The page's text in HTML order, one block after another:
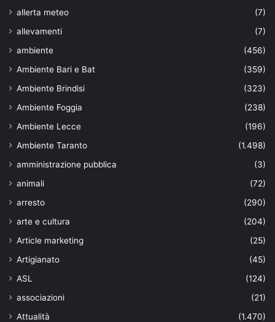
allerta meteo
(7)
allevamenti
(7)
ambiente
(456)
Ambiente Bari e Bat
(359)
Ambiente Brindisi
(323)
Ambiente Foggia
(238)
Ambiente Lecce
(196)
Ambiente Taranto
(1.498)
amministrazione pubblica
(3)
animali
(72)
arresto
(290)
arte e cultura
(204)
Article marketing
(25)
Artigianato
(45)
ASL
(124)
associazioni
(21)
Attualità
(1.470)